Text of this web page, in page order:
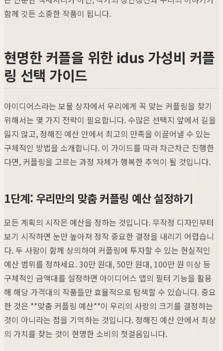
함께 깃든 소중한 작품이 됩니다.
현명한 커플을 위한 idus 가성비 커플
링 선택 가이드
아이디어스라는 보물 상자에서 우리에게 꼭 맞는 커플링을 찾기
위해서는 몇 가지 전략이 필요합니다. 수많은 선택지 앞에서 길을
잃지 않고, 정해진 예산 안에서 최고의 만족을 이끌어낼 수 있는
구체적인 방법을 소개합니다. 이 가이드를 따라 차근차근 진행한
다면, 커플링을 고르는 과정 자체가 행복한 추억이 될 것입니다.
1단계: 우리만의 맞춤 커플링 예산 설정하기
모든 계획의 시작은 예산을 정하는 것입니다. 무작정 디자인부터
보기 시작하면 눈만 높아져 정작 중요한 결정을 내리기 어렵습니
다. 두 사람이 함께 상의하여 커플링에 투자할 수 있는 현실적인
예산 범위를 정하세요. 30만 원대, 50만 원대, 100만 원 이상 등
구체적인 금액대를 설정하면 아이디어스 앱의 필터 기능을 활용
해 해당 가격대의 작품들만 효율적으로 탐색할 수 있습니다. 중요
한 것은 **맞춤 커플링 예산**이 우리의 사랑의 크기를 결정하는
것이 아니라는 점을 기억하는 것입니다. 정해진 예산 안에서 최상
의 가치를 찾는 것이 현명한 소비의 첫걸음입니다.